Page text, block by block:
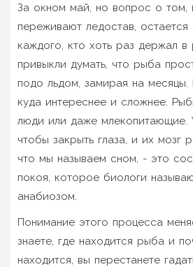
За окном май, но вопрос о том,
переживают ледостав, остается
каждого, кто хоть раз держал в
привыкли думать, что рыба
подо льдом, замирая на месяцы.
куда интереснее и сложнее.
люди или даже млекопитающие.
чтобы закрыть глаза, и их мозг
что мы называем сном, - это
покоя, которое биологи
анабиозом.
Понимание этого процесса
знаете, где находится рыба и
находится, вы перестанете